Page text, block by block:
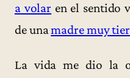
a volar en el sentido
de unamadre muy
La vida me dio la